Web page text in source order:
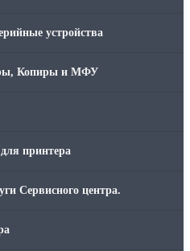
устройства
Копиры и МФУ
принтера
Сервисного центра.